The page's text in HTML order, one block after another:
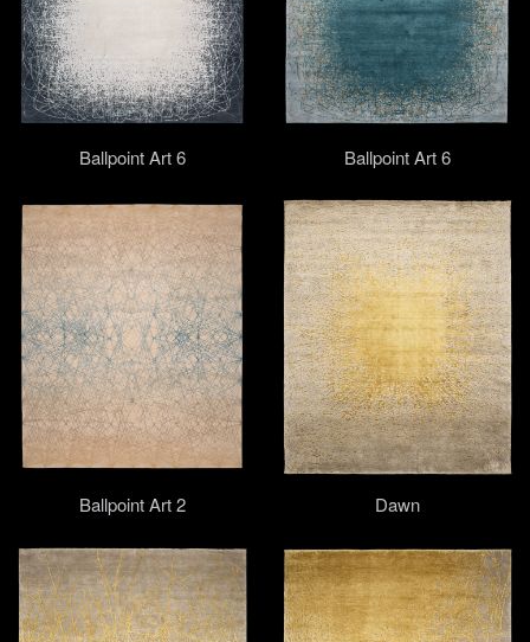
Ballpoint Art 6 Ballpoint Art 6
Ballpoint Art 2 Dawn